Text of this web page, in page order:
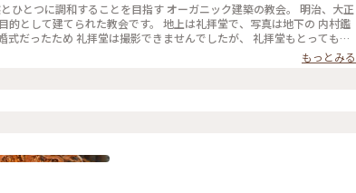
ひとつに調和することを目指す オーガニック建築の教会。 明治、大正
的として建てられた教会です。 地上は礼拝堂で、写真は地下の 内村鑑
式だったため 礼拝堂は撮影できませんでしたが、 礼拝堂もとっても素
建築家ケンドリック・ケロッグの 手によるもので、 石は男性で、ガラ
和した教会は 凛としてとても幻想的でした🌿 #石の教会 #内村鑑三記
もっとみる